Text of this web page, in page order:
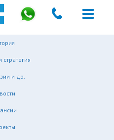
стратегия
и др.